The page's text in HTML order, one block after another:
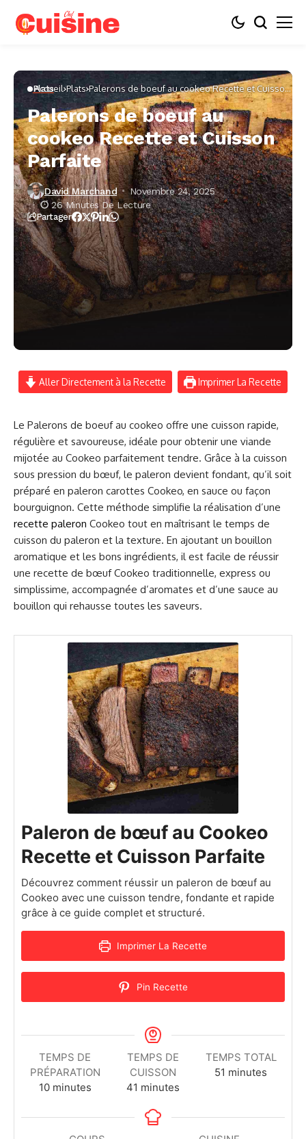
Accueil Plats Palerons de boeuf au cookeo Recette et Cuisson
Parfaite
Plats
Palerons de boeuf au
cookeo Recette et Cuisson
Parfaite
David Marchand
Novembre 24, 2025
26 Minutes De Lecture
Partager
Aller Directement à la Recette Imprimer La Recette
Le Palerons de boeuf au cookeo offre une cuisson rapide,
régulière et savoureuse, idéale pour obtenir une viande
mijotée au Cookeo parfaitement tendre. Grâce à la cuisson
sous pression du bœuf, le paleron devient fondant, qu’il soit
préparé en paleron carottes Cookeo, en sauce ou façon
bourguignon. Cette méthode simplifie la réalisation d’une
recette paleron Cookeo tout en maîtrisant le temps de
cuisson du paleron et la texture. En ajoutant un bouillon
aromatique et les bons ingrédients, il est facile de réussir
une recette de bœuf Cookeo traditionnelle, express ou
simplissime, accompagnée d’aromates et d’une sauce au
bouillon qui rehausse toutes les saveurs.
Paleron de bœuf au Cookeo
Recette et Cuisson Parfaite
Découvrez comment réussir un paleron de bœuf au
Cookeo avec une cuisson tendre, fondante et rapide
grâce à ce guide complet et structuré.
Imprimer La Recette
Pin Recette
TEMPS DE
PRÉPARATION
10 minutes
TEMPS DE
CUISSON
41 minutes
TEMPS TOTAL
51 minutes